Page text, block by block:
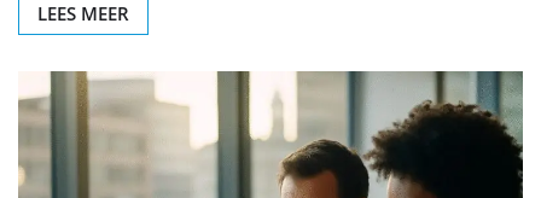
LEES MEER